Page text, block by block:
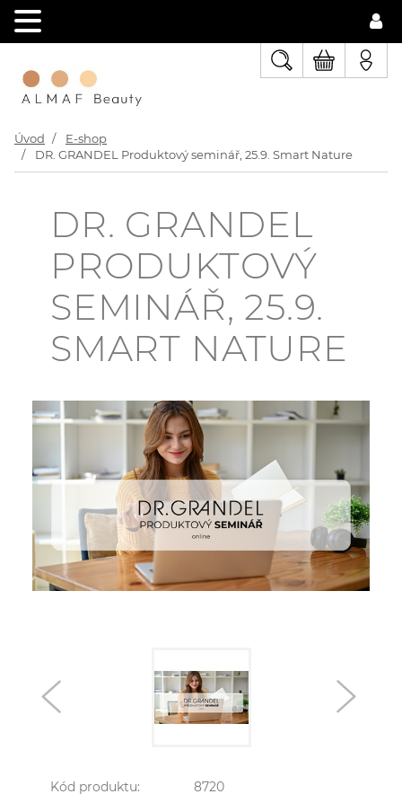
Úvod
E-shop
DR. GRANDEL Produktový seminář, 25.9. Smart Nature
DR. GRANDEL
PRODUKTOVÝ
SEMINÁŘ, 25.9.
SMART NATURE
Kód produktu:
8720